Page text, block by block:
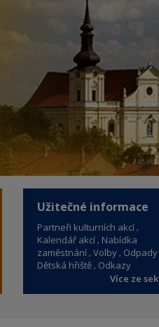
Užitečné informace
Partneři kulturních akcí
Kalendář akcí Nabídka
zaměstnání Volby Odpady
Dětská hřiště Odkazy
Více ze